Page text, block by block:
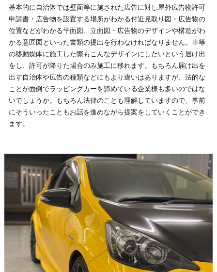
基本的に自治体では壁面等に施された広告に対し屋外広告物許可
申請書・広告物を設置する場所がわかる付近見取り図・広告物の
位置などがわかる平面図、立面図・広告物のデザインや構造がわ
かる意匠図といった書類の提出を行わなければなりません。車等
の移動媒体に施工した際もこんなデザインにしたいという届け出
をし、許可が降りた場合のみ施工に移れます。もちろん届け出を
出す自治体や広告の種類などにもより違いはありますが、法的な
ことが面倒でラッピングカーを諦めている企業様も多いのではな
いでしょうか。もちろん法律のことも理解していますので、事前
にそういったこともお話を進めながら提案をしていくことができ
ます。